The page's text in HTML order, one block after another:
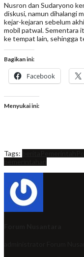
Nusron dan Sudaryono
diskusi, namun dihalangi
kejar-kejaran sebelum
mobil patwal. Sementara
ke tempat lain, sehingga
Bagikan ini:
Facebook
Menyukai ini:
Tags: